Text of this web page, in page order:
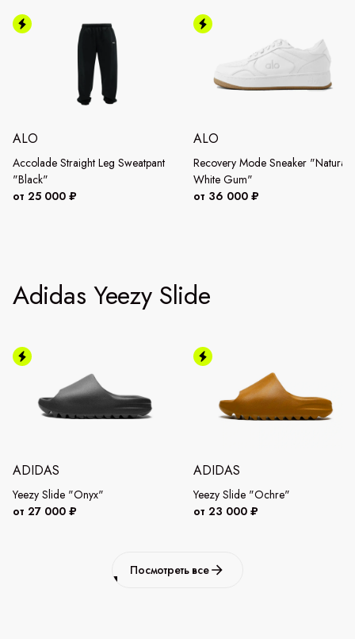
ALO
Accolade Straight Leg Sweatpant
"Black"
от 25 000 ₽
ALO
Recovery Mode Sneaker "Natural
White Gum"
от 36 000 ₽
Adidas Yeezy Slide
ADIDAS
Yeezy Slide "Onyx"
от 27 000 ₽
ADIDAS
Yeezy Slide "Ochre"
от 23 000 ₽
Посмотреть все